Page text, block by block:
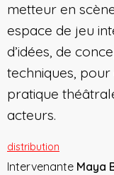
metteur en
espace de jeu
d’idées, de
techniques,
pratique
acteurs.
distribution
Intervenante Maya